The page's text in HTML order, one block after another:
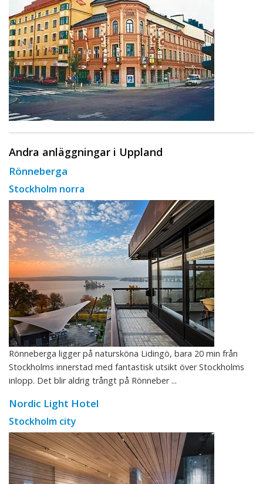
Andra anläggningar i Uppland
Rönneberga
Stockholm norra
Rönneberga ligger på natursköna Lidingö, bara 20 min från
Stockholms innerstad med fantastisk utsikt över Stockholms
inlopp. Det blir aldrig trångt på Rönneber ...
Nordic Light Hotel
Stockholm city